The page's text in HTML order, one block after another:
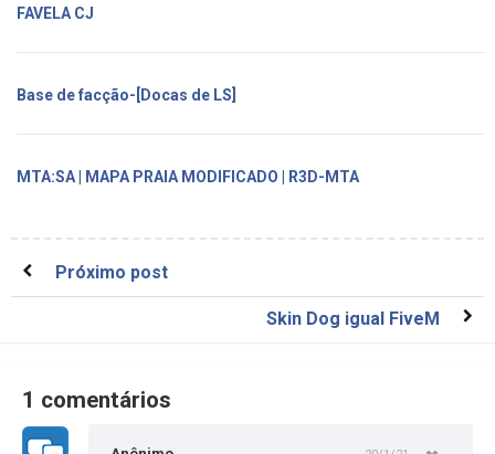
FAVELA CJ
Base de facção-[Docas de LS]
MTA:SA | MAPA PRAIA MODIFICADO | R3D-MTA
Próximo post
Skin Dog igual FiveM
1 comentários